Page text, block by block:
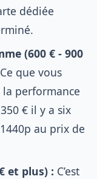
dédiée
(600 € - 900
que vous
la performance
€ il y a six
au prix de
et plus) : C’est